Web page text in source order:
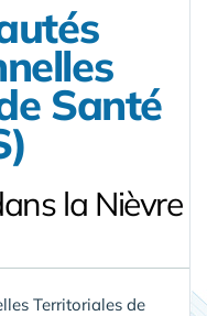
Santé
la Nièvre
Territoriales de